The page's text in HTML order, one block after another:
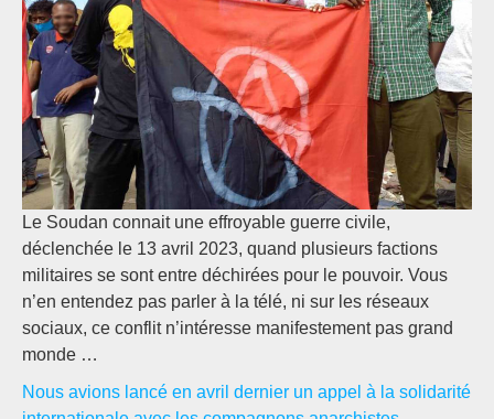
Le Soudan connait une effroyable guerre civile,
déclenchée le 13 avril 2023, quand plusieurs factions
militaires se sont entre déchirées pour le pouvoir. Vous
n’en entendez pas parler à la télé, ni sur les réseaux
sociaux, ce conflit n’intéresse manifestement pas grand
monde …
Nous avions lancé en avril dernier un appel à la solidarité